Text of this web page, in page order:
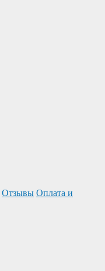
Отзывы Оплата и